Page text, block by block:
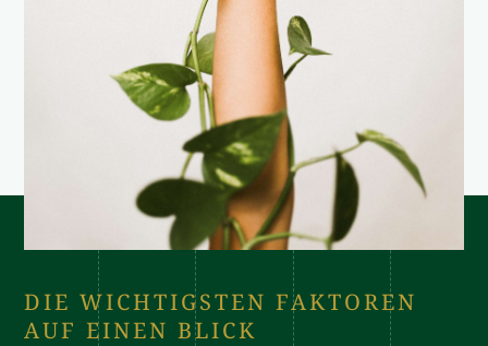
DIE WICHTIGSTEN FAKTOREN
AUF EINEN BLICK